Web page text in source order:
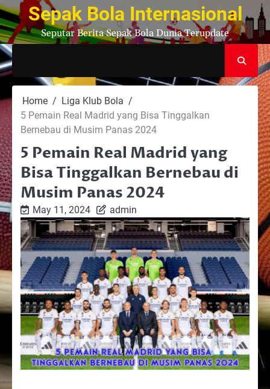
Skip
to
content
Sepak Bola Internasional
Seputar Berita Sepak Bola Dunia Terupdate
Home
Liga Klub Bola
5 Pemain Real Madrid yang Bisa Tinggalkan
Bernebau di Musim Panas 2024
5 Pemain Real Madrid yang
Bisa Tinggalkan Bernebau di
Musim Panas 2024
May 11, 2024 admin